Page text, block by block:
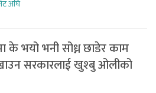
अघि
के भयो भनी सोध्न छाडेर काम
सरकारलाई खुश्बु ओलीको